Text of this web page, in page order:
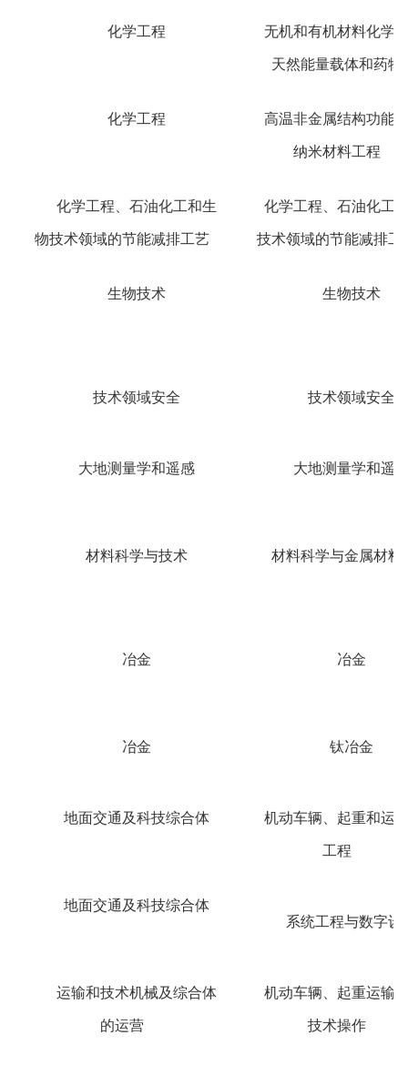
化学工程 无机和有机材料化学
天然能量载体和药物
化学工程 高温非金属结构功能
纳米材料工程
化学工程、石油化工和生
物技术领域的节能减排工艺
化学工程、石油化工
技术领域的节能减排工
生物技术 生物技术
技术领域安全 技术领域安全
大地测量学和遥感 大地测量学和遥
材料科学与技术 材料科学与金属材料
冶金 冶金
冶金 钛冶金
地面交通及科技综合体 机动车辆、起重和运
工程
地面交通及科技综合体
系统工程与数字设
运输和技术机械及综合体
的运营
机动车辆、起重运输
技术操作